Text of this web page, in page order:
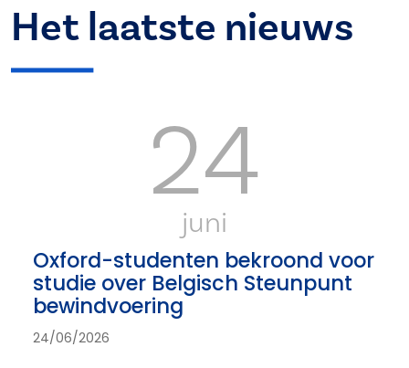
Het laatste nieuws
24
juni
Oxford-studenten bekroond voor
studie over Belgisch Steunpunt
bewindvoering
24/06/2026